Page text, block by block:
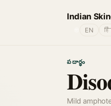
Indian
EN
పదార్థం
Mild